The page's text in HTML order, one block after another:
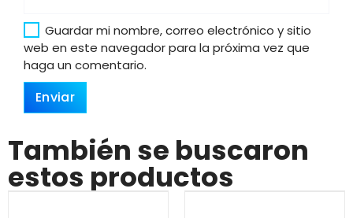
Guardar mi nombre, correo electrónico y sitio
web en este navegador para la próxima vez que
haga un comentario.
También se buscaron
estos productos